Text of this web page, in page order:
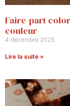
Faire-part
couleur
4 décembre 2025
Lire la suite »